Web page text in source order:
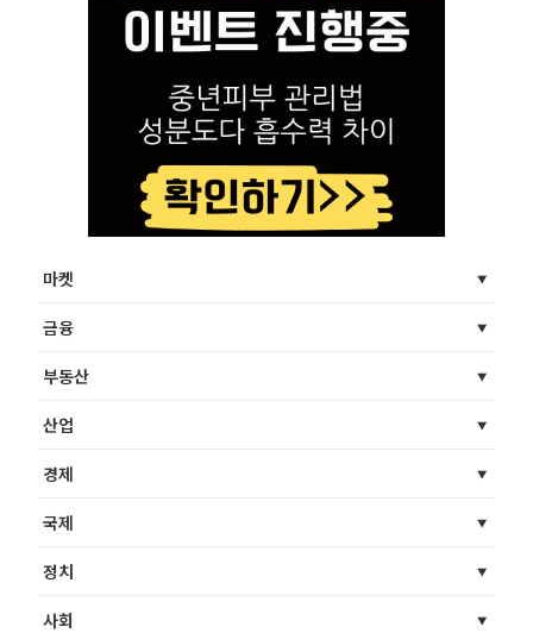
마켓
금융
부동산
산업
경제
국제
정치
사회